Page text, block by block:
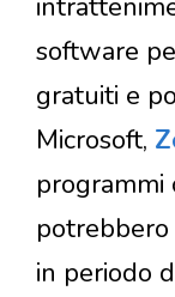
software
gratuiti e
Microsoft,
potrebbero
in periodo